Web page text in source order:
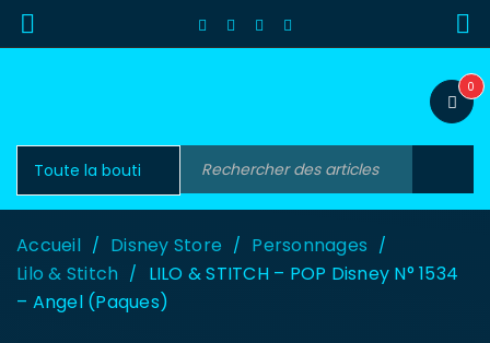
0
Accueil / Disney Store / Personnages /
Lilo & Stitch /
LILO & STITCH – POP Disney N° 1534
– Angel (Paques)